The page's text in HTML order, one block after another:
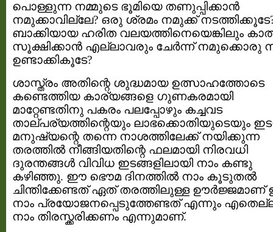
പൊള്ളുന്ന നമ്മുടെ ഭൂമിയെ തണുപ്പിക്കാൻ
നമുക്കാവില്ലേ? ഒരു ശ്രമം നമുക്ക്
ബാക്കിയായ ഹരിത വലയത്തിനെയെങ്കിലും
സൂക്ഷിക്കാൻ എല്ലാവരും ചേർന്ന് നമുക്കൊരു
ഉണ്ടാക്കികൂടേ?
ശാസ്ത്രം അതിന്റെ ശുദ്ധമായ ഉത്സാഹത്തോടെ
കണ്ടെത്തിയ കാര്യങ്ങളെ ഗുണകരമായി
മാറ്റേണ്ടതിനു പകരം പലപ്പോഴും കച്ചവട
താല്പര്യത്തിന്റെയും ലാഭക്കൊതിയുടെയും
മനുഷ്യന്റെ തന്നെ നാശത്തിലേക്ക് നയിക്കുന്ന
തരത്തില്‍ നീങ്ങിയതിന്റെ ഫലമായി നിരവധി
ദുരന്തങ്ങള്‍ വിവിധ ഇടങ്ങളിലായി നാം കണ്ടു
കഴിഞ്ഞു. ഈ ഭൌമ ദിനത്തില്‍ നാം കൂടുതല്‍
ചിന്തിക്കേണ്ടത് ഏത് തരത്തിലുള്ള ഊര്‍ജ്ജമാണ്
നാം പ്രയോജനപ്പെടുത്തേണ്ടത് എന്നും
നാം തിരസ്ക്കരിക്കണം എന്നുമാണ്.